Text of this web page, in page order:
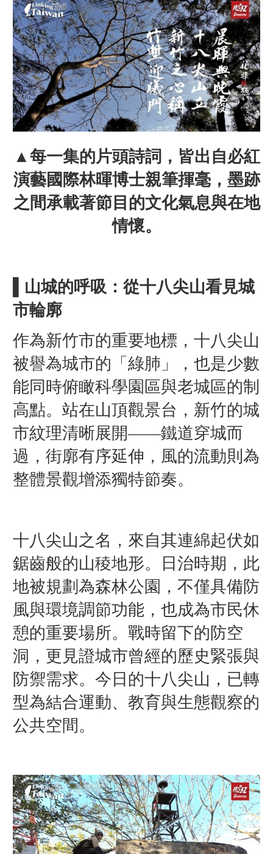
▲每一集的片頭詩詞，皆出自必紅
演藝國際林暉博士親筆揮毫，墨跡
之間承載著節目的文化氣息與在地
情懷。
▌山城的呼吸：從十八尖山看見城
市輪廓
作為新竹市的重要地標，十八尖山
被譽為城市的「綠肺」，也是少數
能同時俯瞰科學園區與老城區的制
高點。站在山頂觀景台，新竹的城
市紋理清晰展開——鐵道穿城而
過，街廓有序延伸，風的流動則為
整體景觀增添獨特節奏。
十八尖山之名，來自其連綿起伏如
鋸齒般的山稜地形。日治時期，此
地被規劃為森林公園，不僅具備防
風與環境調節功能，也成為市民休
憩的重要場所。戰時留下的防空
洞，更見證城市曾經的歷史緊張與
防禦需求。今日的十八尖山，已轉
型為結合運動、教育與生態觀察的
公共空間。